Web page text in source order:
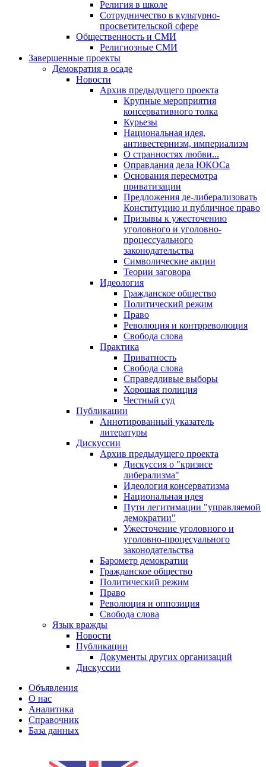
Религия в школе
Сотрудничество в культурно-
просветительской сфере
Общественность и СМИ
Религиозные СМИ
Завершенные проекты
Демократия в осаде
Новости
Архив предыдущего проекта
Крупные мероприятия
консервативного толка
Курьезы
Национальная идея,
антивестернизм, империализм
О странностях любви...
Оправдания дела ЮКОСа
Основания пересмотра
приватизации
Предложения де-либерализовать
Конституцию и публичное право
Призывы к ужесточению
уголовного и уголовно-
процессуального
законодательства
Символические акции
Теории заговора
Идеология
Гражданское общество
Политический режим
Право
Революция и контрреволюция
Свобода слова
Практика
Приватность
Свобода слова
Справедливые выборы
Хорошая полиция
Честный суд
Публикации
Аннотированный указатель
литературы
Дискуссии
Архив предыдущего проекта
Дискуссия о "кризисе
либерализма"
Идеология консерватизма
Национальная идея
Пути легитимации "управляемой
демократии"
Ужесточение уголовного и
уголовно-процесуального
законодательства
Барометр демократии
Гражданское общество
Политический режим
Право
Революция и оппозиция
Свобода слова
Язык вражды
Новости
Публикации
Документы других организаций
Дискуссии
Объявления
О нас
Аналитика
Справочник
База данных